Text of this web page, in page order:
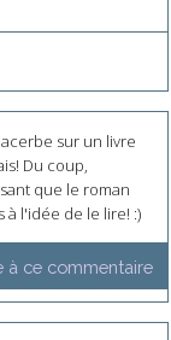
sur un livre
Du coup,
que le roman
à l'idée de le lire! :)
à ce commentaire